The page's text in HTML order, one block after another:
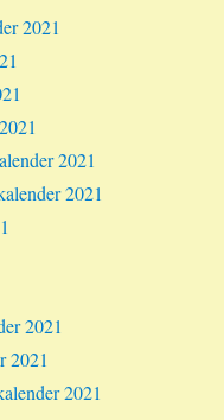
2021
2021
2021
2021
2021
2021